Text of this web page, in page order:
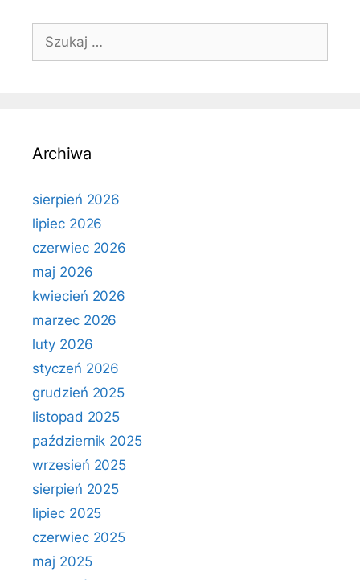
Szukaj:
Archiwa
sierpień 2026
lipiec 2026
czerwiec 2026
maj 2026
kwiecień 2026
marzec 2026
luty 2026
styczeń 2026
grudzień 2025
listopad 2025
październik 2025
wrzesień 2025
sierpień 2025
lipiec 2025
czerwiec 2025
maj 2025